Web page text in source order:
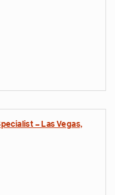
– Las Vegas,